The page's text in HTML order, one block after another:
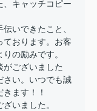
、キャッチコピー
いできたこと、
ております。お客
の励みです。
がございました
さい。いつでも誠
ます！！
いました。